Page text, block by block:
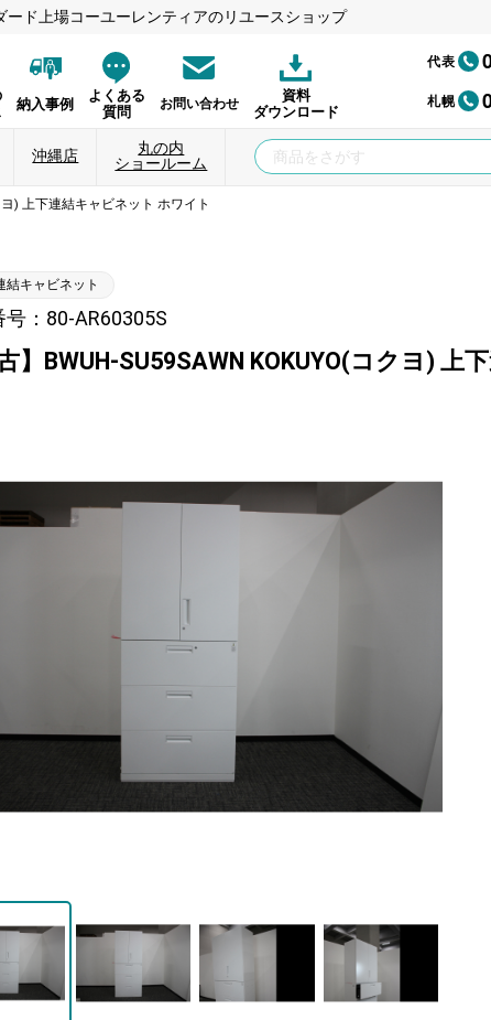
ド上場コーユーレンティアのリユースショップ
納入事例
よくある
質問
お問い合わせ
資料
ダウンロード
代表
札幌
沖縄店
丸の内
ショールーム
ヨ) 上下連結キャビネット ホワイト
結キャビネット
号：80-AR60305S
古】BWUH-SU59SAWN KOKUYO(コクヨ)